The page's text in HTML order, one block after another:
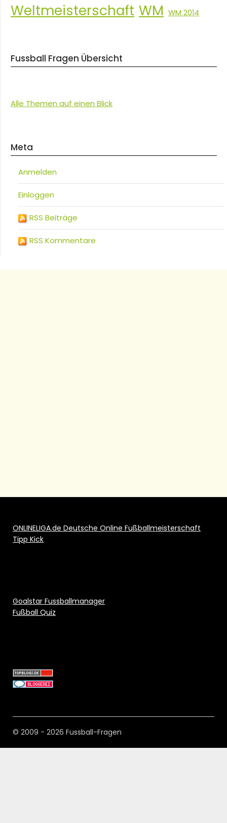
Weltmeisterschaft WM WM 2014
Fussball Fragen Übersicht
Alle Themen auf einen Blick
Meta
Anmelden
Einloggen
RSS Beiträge
RSS Kommentare
ONLINELIGA.de Deutsche Online Fußballmeisterschaft
Tipp Kick
Goalstar Fussballmanager
Fußball Quiz
© 2009 - 2026 Fussball-Fragen